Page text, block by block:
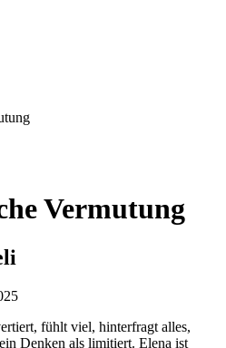
Vermutung
fühlt viel, hinterfragt alles,
Denken als limitiert. Elena ist